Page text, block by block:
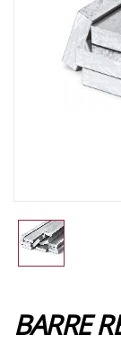
BARRE